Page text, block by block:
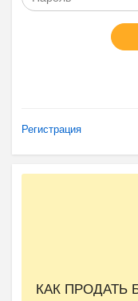
Регистрация
КАК ПРОДАТЬ